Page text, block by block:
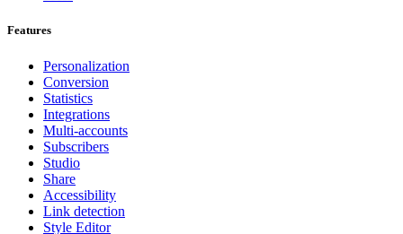
Features
Personalization
Conversion
Statistics
Integrations
Multi-accounts
Subscribers
Studio
Share
Accessibility
Link detection
Style Editor